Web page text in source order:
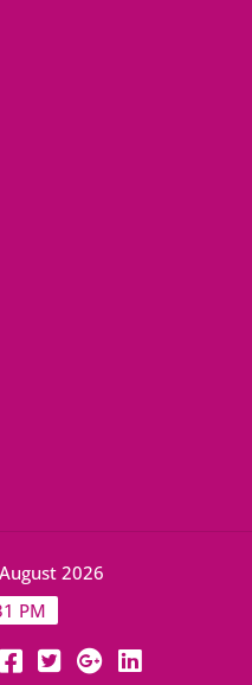
2026
PM